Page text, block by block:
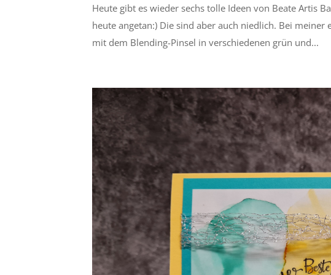
Heute gibt es wieder sechs tolle Ideen von Beate Artis
heute angetan:) Die sind aber auch niedlich. Bei
mit dem Blending-Pinsel in verschiedenen grün und...